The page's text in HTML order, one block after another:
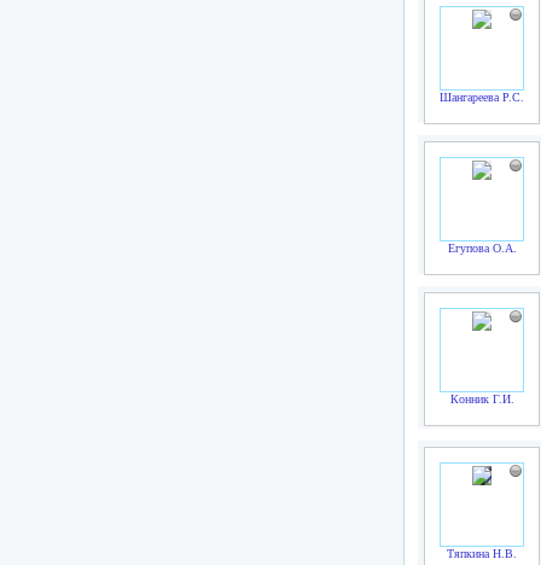
Шангареева Р.С.
Егупова О.А.
Конник Г.И.
Тяпкина Н.В.